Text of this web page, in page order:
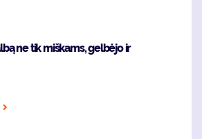
ne tik miškams, gelbėjo ir